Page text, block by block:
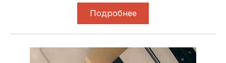
Подробнее